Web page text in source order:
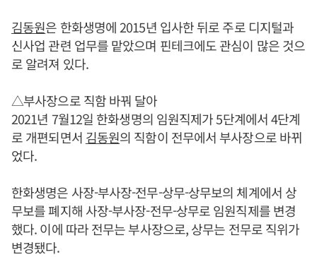
김동원은 한화생명에 2015년 입사한 뒤로 주로 디지털과
신사업 관련 업무를 맡았으며 핀테크에도 관심이 많은 것으
로 알려져 있다.
△부사장으로 직함 바꿔 달아
2021년 7월12일 한화생명의 임원직제가 5단계에서 4단계
로 개편되면서 김동원의 직함이 전무에서 부사장으로 바뀌
었다.
한화생명은 사장-부사장-전무-상무-상무보의 체계에서 상
무보를 폐지해 사장-부사장-전무-상무로 임원직제를 변경
했다. 이에 따라 전무는 부사장으로, 상무는 전무로 직위가
변경됐다.